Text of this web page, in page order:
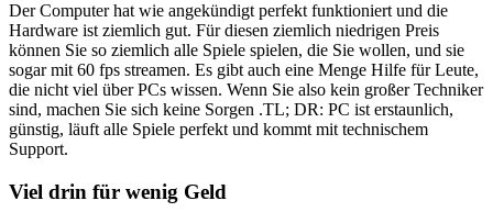
Der Computer hat wie angekündigt perfekt funktioniert und die
Hardware ist ziemlich gut. Für diesen ziemlich niedrigen Preis
können Sie so ziemlich alle Spiele spielen, die Sie wollen, und sie
sogar mit 60 fps streamen. Es gibt auch eine Menge Hilfe für Leute,
die nicht viel über PCs wissen. Wenn Sie also kein großer Techniker
sind, machen Sie sich keine Sorgen .TL; DR: PC ist erstaunlich,
günstig, läuft alle Spiele perfekt und kommt mit technischem
Support.
Viel drin für wenig Geld